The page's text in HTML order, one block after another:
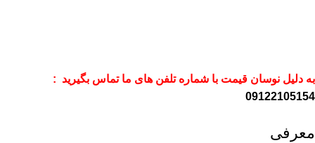
به دلیل نوسان قیمت با شماره تلفن های ما تماس بگیرید :
09122105154
معرفی